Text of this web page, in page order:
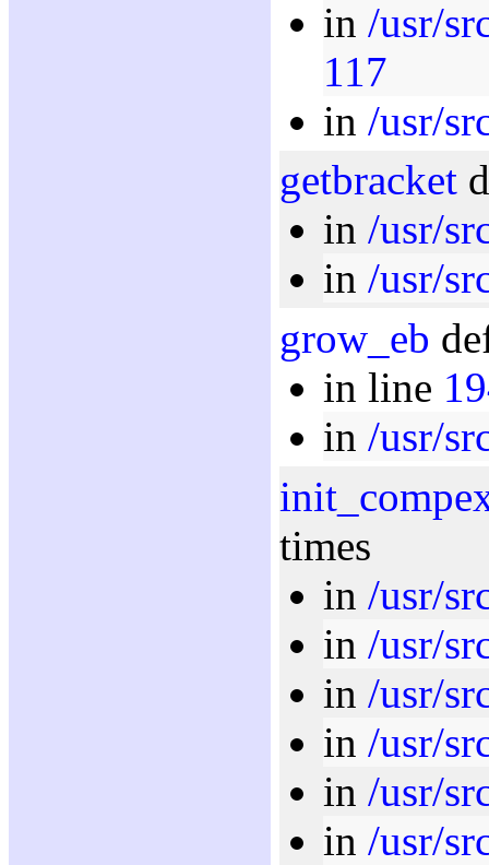
in /usr/
117
in /usr/
getbracket
in /usr/
in /usr/
grow_eb
in line
in /usr/
times
in /usr/
in /usr/
in /usr/
in /usr/
in /usr/
in /usr/